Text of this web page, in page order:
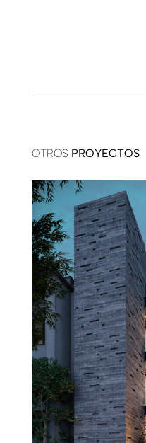
OTROS PROYECTOS